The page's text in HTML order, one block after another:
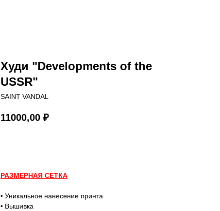
Худи "Developments of the
USSR"
SAINT VANDAL
11000,00 ₽
РАЗМЕРНАЯ СЕТКА
• Уникальное нанесение принта
• Вышивка